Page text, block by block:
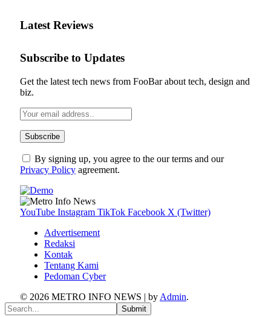
Latest Reviews
Subscribe to Updates
Get the latest tech news from FooBar about tech, design and
biz.
By signing up, you agree to the our terms and our
Privacy Policy agreement.
YouTube Instagram TikTok Facebook X (Twitter)
Advertisement
Redaksi
Kontak
Tentang Kami
Pedoman Cyber
© 2026 METRO INFO NEWS | by Admin.
Submit